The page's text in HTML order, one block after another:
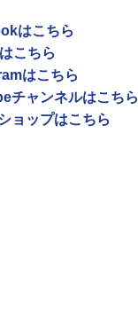
はこちら
こちら
はこちら
チャンネルはこちら
ョップはこちら